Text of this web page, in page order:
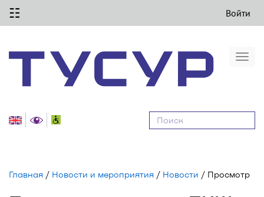
☷ Войти
Главная / Новости и мероприятия / Новости / Просмотр